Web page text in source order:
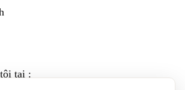
tôi tại :